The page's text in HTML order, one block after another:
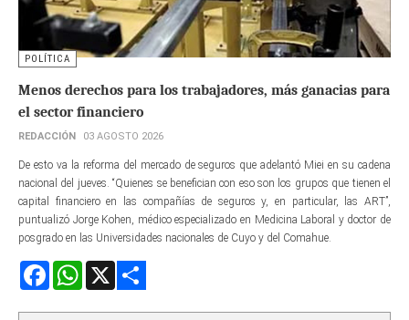
POLÍTICA
Menos derechos para los trabajadores, más ganacias para
el sector financiero
REDACCIÓN 03 AGOSTO 2026
De esto va la reforma del mercado de seguros que adelantó Miei en su cadena
nacional del jueves. “Quienes se benefician con eso son los grupos que tienen el
capital financiero en las compañías de seguros y, en particular, las ART”,
puntualizó Jorge Kohen, médico especializado en Medicina Laboral y doctor de
posgrado en las Universidades nacionales de Cuyo y del Comahue.
FacebookWhatsApp